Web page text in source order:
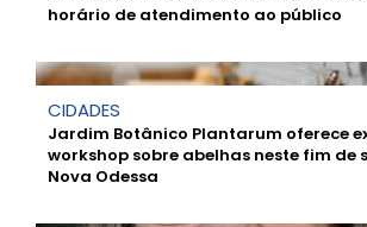
horário de atendimento ao público
CIDADES
Jardim Botânico Plantarum oferece
workshop sobre abelhas neste fim de
Nova Odessa